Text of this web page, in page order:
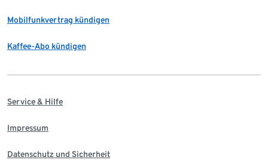
Mobilfunkvertrag kündigen
Kaffee-Abo kündigen
Service & Hilfe
Impressum
Datenschutz und Sicherheit